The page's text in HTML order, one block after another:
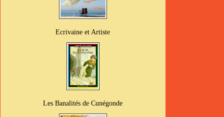
Ecrivaine et Artiste
Les Banalités de Cunégonde